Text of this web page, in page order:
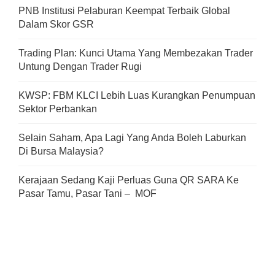
PNB Institusi Pelaburan Keempat Terbaik Global
Dalam Skor GSR
Trading Plan: Kunci Utama Yang Membezakan Trader
Untung Dengan Trader Rugi
KWSP: FBM KLCI Lebih Luas Kurangkan Penumpuan
Sektor Perbankan
Selain Saham, Apa Lagi Yang Anda Boleh Laburkan
Di Bursa Malaysia?
Kerajaan Sedang Kaji Perluas Guna QR SARA Ke
Pasar Tamu, Pasar Tani – MOF